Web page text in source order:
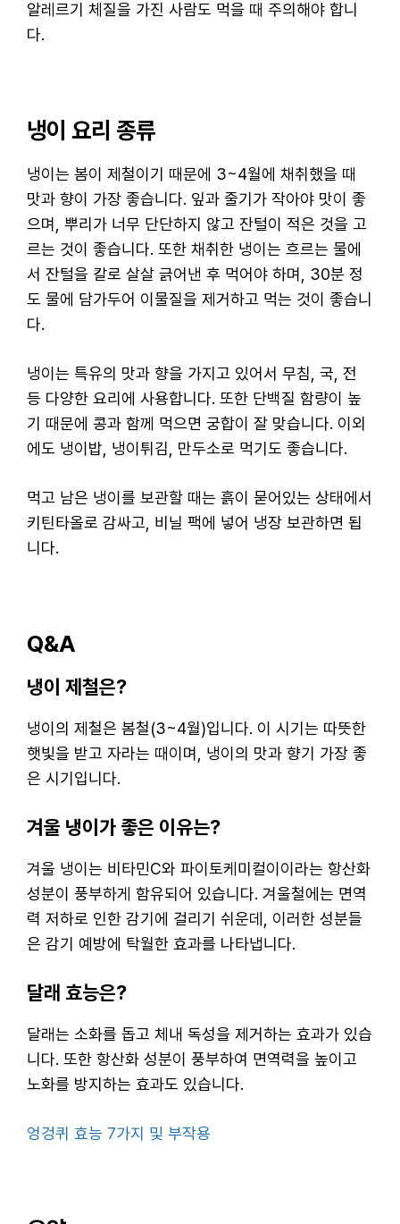
알레르기 체질을 가진 사람도 먹을 때 주의해야 합니
다.
냉이 요리 종류
냉이는 봄이 제철이기 때문에 3~4월에 채취했을 때
맛과 향이 가장 좋습니다. 잎과 줄기가 작아야 맛이 좋
으며, 뿌리가 너무 단단하지 않고 잔털이 적은 것을 고
르는 것이 좋습니다. 또한 채취한 냉이는 흐르는 물에
서 잔털을 칼로 살살 긁어낸 후 먹어야 하며, 30분 정
도 물에 담가두어 이물질을 제거하고 먹는 것이 좋습니
다.
냉이는 특유의 맛과 향을 가지고 있어서 무침, 국, 전
등 다양한 요리에 사용합니다. 또한 단백질 함량이 높
기 때문에 콩과 함께 먹으면 궁합이 잘 맞습니다. 이외
에도 냉이밥, 냉이튀김, 만두소로 먹기도 좋습니다.
먹고 남은 냉이를 보관할 때는 흙이 묻어있는 상태에서
키틴타올로 감싸고, 비닐 팩에 넣어 냉장 보관하면 됩
니다.
Q&A
냉이 제철은?
냉이의 제철은 봄철(3~4월)입니다. 이 시기는 따뜻한
햇빛을 받고 자라는 때이며, 냉이의 맛과 향기 가장 좋
은 시기입니다.
겨울 냉이가 좋은 이유는?
겨울 냉이는 비타민C와 파이토케미컬이이라는 항산화
성분이 풍부하게 함유되어 있습니다. 겨울철에는 면역
력 저하로 인한 감기에 걸리기 쉬운데, 이러한 성분들
은 감기 예방에 탁월한 효과를 나타냅니다.
달래 효능은?
달래는 소화를 돕고 체내 독성을 제거하는 효과가 있습
니다. 또한 항산화 성분이 풍부하여 면역력을 높이고
노화를 방지하는 효과도 있습니다.
엉겅퀴 효능 7가지 및 부작용